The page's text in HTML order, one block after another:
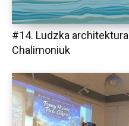
#14. Ludzka
Chalimoniuk